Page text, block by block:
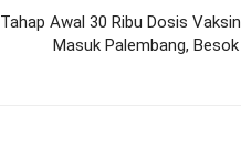
Tahap Awal 30 Ribu Dosis
Masuk Palembang,